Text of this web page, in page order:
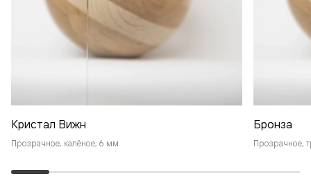
Кристал Вижн
Прозрачное, калёное, 6 мм
Бронза
Прозрачное,